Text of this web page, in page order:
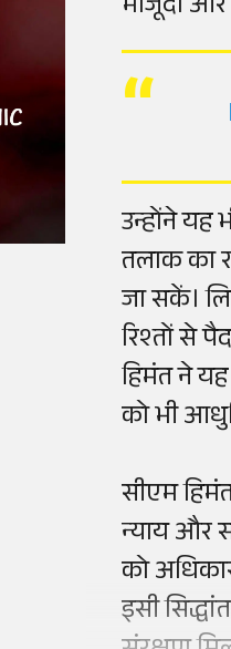
उन्होंने
तलाक का
जा सकें।
रिश्तों से
हिमंत ने
को भी
सीएम
न्याय और
को
इसी